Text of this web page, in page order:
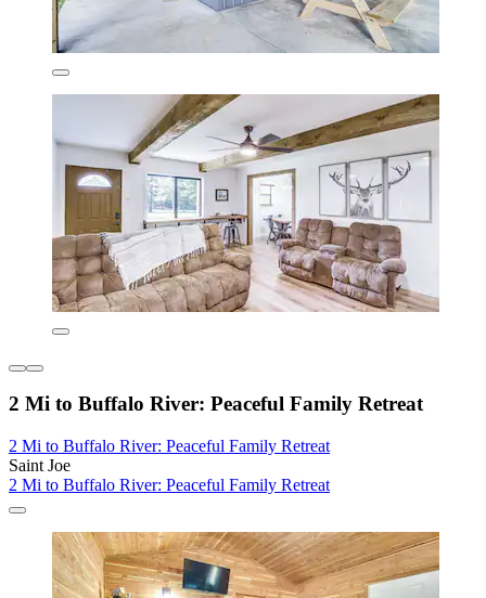
2 Mi to Buffalo River: Peaceful Family Retreat
2 Mi to Buffalo River: Peaceful Family Retreat
Saint Joe
2 Mi to Buffalo River: Peaceful Family Retreat